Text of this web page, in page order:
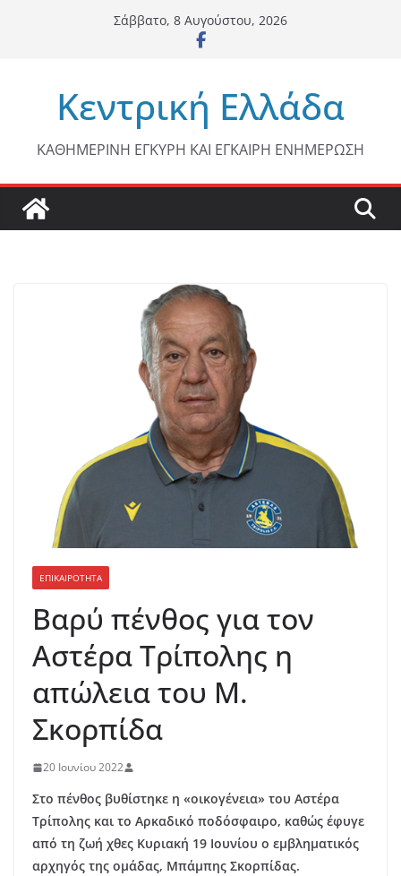
Σάββατο, 8 Αυγούστου, 2026
Κεντρική Ελλάδα
ΚΑΘΗΜΕΡΙΝΗ ΕΓΚΥΡΗ ΚΑΙ ΕΓΚΑΙΡΗ ΕΝΗΜΕΡΩΣΗ
ΕΠΙΚΑΙΡΟΤΗΤΑ
Βαρύ πένθος για τον
Αστέρα Τρίπολης η
απώλεια του Μ.
Σκορπίδα
20 Ιουνίου 2022
Στο πένθος βυθίστηκε η «οικογένεια» του Αστέρα
Τρίπολης και το Αρκαδικό ποδόσφαιρο, καθώς έφυγε
από τη ζωή χθες Κυριακή 19 Ιουνίου ο εμβληματικός
αρχηγός της ομάδας, Μπάμπης Σκορπίδας.